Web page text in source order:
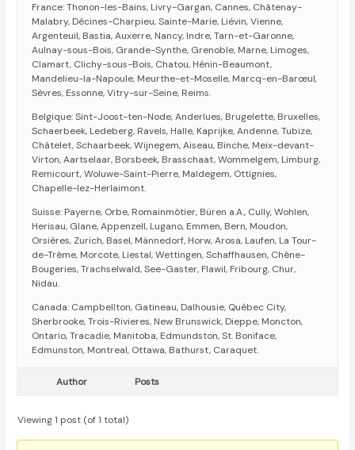
France: Thonon-les-Bains, Livry-Gargan, Cannes, Châtenay-
Malabry, Décines-Charpieu, Sainte-Marie, Liévin, Vienne,
Argenteuil, Bastia, Auxerre, Nancy, Indre, Tarn-et-Garonne,
Aulnay-sous-Bois, Grande-Synthe, Grenoble, Marne, Limoges,
Clamart, Clichy-sous-Bois, Chatou, Hénin-Beaumont,
Mandelieu-la-Napoule, Meurthe-et-Moselle, Marcq-en-Barœul,
Sèvres, Essonne, Vitry-sur-Seine, Reims.
Belgique: Sint-Joost-ten-Node, Anderlues, Brugelette, Bruxelles,
Schaerbeek, Ledeberg, Ravels, Halle, Kaprijke, Andenne, Tubize,
Châtelet, Schaarbeek, Wijnegem, Aiseau, Binche, Meix-devant-
Virton, Aartselaar, Borsbeek, Brasschaat, Wommelgem, Limburg,
Remicourt, Woluwe-Saint-Pierre, Maldegem, Ottignies,
Chapelle-lez-Herlaimont.
Suisse: Payerne, Orbe, Romainmôtier, Büren a.A., Cully, Wohlen,
Herisau, Glane, Appenzell, Lugano, Emmen, Bern, Moudon,
Orsières, Zurich, Basel, Männedorf, Horw, Arosa, Laufen, La Tour-
de-Trême, Morcote, Liestal, Wettingen, Schaffhausen, Chêne-
Bougeries, Trachselwald, See-Gaster, Flawil, Fribourg, Chur,
Nidau.
Canada: Campbellton, Gatineau, Dalhousie, Québec City,
Sherbrooke, Trois-Rivieres, New Brunswick, Dieppe, Moncton,
Ontario, Tracadie, Manitoba, Edmundston, St. Boniface,
Edmunston, Montreal, Ottawa, Bathurst, Caraquet.
Author Posts
Viewing 1 post (of 1 total)